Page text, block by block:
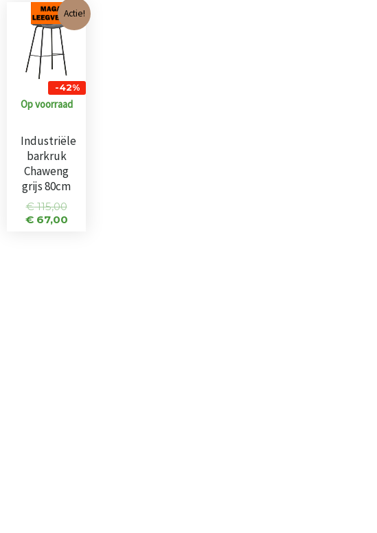
Actie!
-42%
Op voorraad
Industriële
barkruk
Chaweng
grijs 80cm
€115,00
Oorspronkelijke
prijs
was:
€67,00
Huidige
prijs
is: